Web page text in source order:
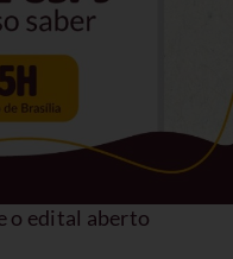
o edital aberto